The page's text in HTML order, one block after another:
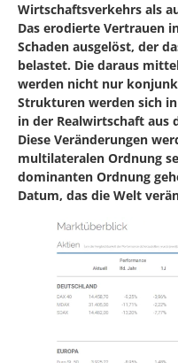
Wirtschaftsverkehrs als
Das erodierte Vertrauen
Schaden ausgelöst, der
belastet. Die daraus
werden nicht nur
Strukturen werden sich
in der Realwirtschaft aus
Diese Veränderungen
multilateralen Ordnung
dominanten Ordnung
Datum, das die Welt